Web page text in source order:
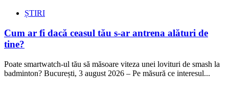
ȘTIRI
Cum ar fi dacă ceasul tău s-ar antrena alături de
tine?
Poate smartwatch-ul tău să măsoare viteza unei lovituri de smash la
badminton? București, 3 august 2026 – Pe măsură ce interesul...